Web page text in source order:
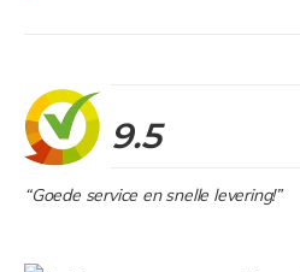
9.5
“Goede service en snelle levering!”